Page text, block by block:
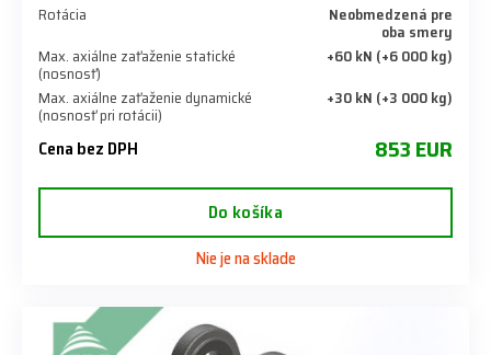
Rotácia Neobmedzená pre
oba smery
Max. axiálne zaťaženie statické
(nosnosť)
+60 kN (+6 000 kg)
Max. axiálne zaťaženie dynamické
(nosnosť pri rotácii)
+30 kN (+3 000 kg)
Cena bez DPH 853 EUR
Do košíka
Nie je na sklade